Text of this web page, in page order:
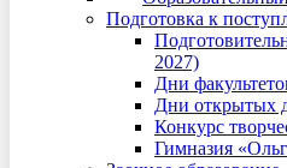
Подготовка к
2027)
Дни
Дни открытых
Конкурс
Гимназия